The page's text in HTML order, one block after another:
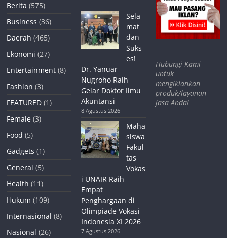
Berita (575)
Business (36)
Daerah (465)
Ekonomi (27)
Entertainment (8)
Fashion (3)
FEATURED (1)
Female (3)
Food (5)
Gadgets (1)
General (5)
Health (11)
Hukum (109)
Internasional (8)
Nasional (26)
Sela
mat
dan
Suks
es!
Dr. Yanuar
Nugroho Raih
Gelar Doktor Ilmu
Akuntansi
8 Agustus 2026
Maha
siswa
Fakul
tas
Vokas
i UNAIR Raih
Empat
Penghargaan di
Olimpiade Vokasi
Indonesia XI 2026
7 Agustus 2026
Hubungi Kami
untuk
mengiklankan
produk/layanan
jasa Anda!